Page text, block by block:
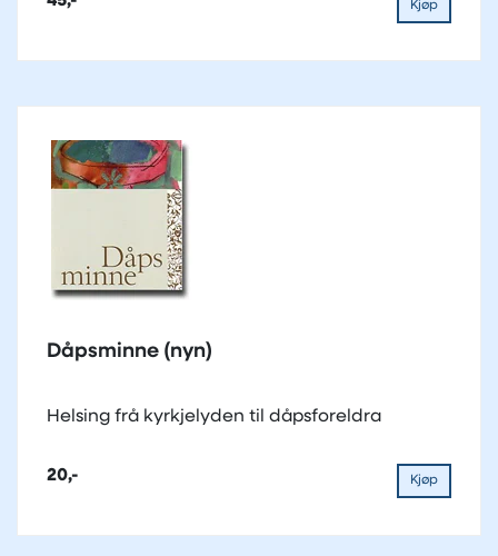
Kjøp
Dåpsminne (nyn)
Helsing frå kyrkjelyden til dåpsforeldra
20,- Kjøp